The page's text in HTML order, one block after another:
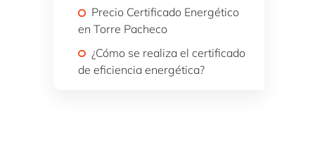
Precio Certificado Energético
en Torre Pacheco
¿Cómo se realiza el certificado
de eficiencia energética?